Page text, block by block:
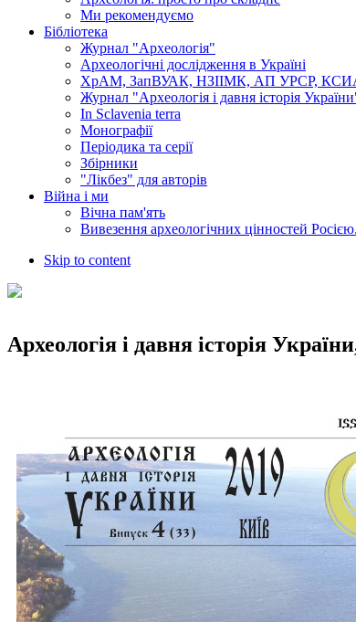
Ми рекомендуємо
Бібліотека
Журнал "Археологія"
Археологічні дослідження в Україні
ХрАМ, ЗапВУАК, НЗІІМК, АП УРСР,
Журнал "Археологія і давня історія
In Sclavenia terra
Монографії
Періодика та серії
Збірники
"Лікбез" для авторів
Війна і ми
Вічна пам'ять
Вивезення археологічних цінностей
Skip to content
Археологія і давня історія